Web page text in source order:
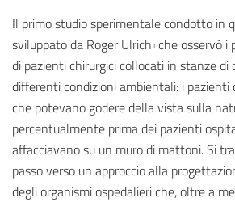
Il primo studio sperimentale condotto in
sviluppato da Roger Ulrich1 che osservò i
di pazienti chirurgici collocati in stanze di
differenti condizioni ambientali: i
che potevano godere della vista sulla
percentualmente prima dei pazienti
affacciavano su un muro di mattoni. Si
passo verso un approccio alla
degli organismi ospedalieri che, oltre a